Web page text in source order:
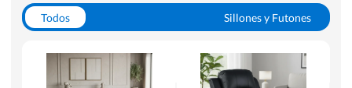
Todos
Sillones y Futones
Escritorios y Sillas PC
Racks y Muebles TV
Alfombras